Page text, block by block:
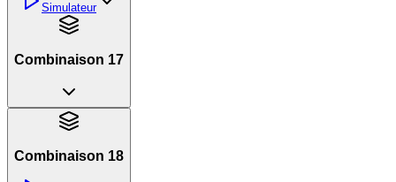
Simulateur
Combinaison 17
Combinaison 18